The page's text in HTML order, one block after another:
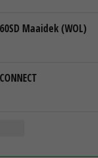
Maaidek (WOL)